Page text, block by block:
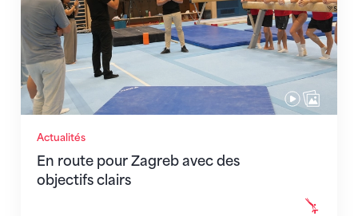
Actualités
En route pour Zagreb avec des
objectifs clairs